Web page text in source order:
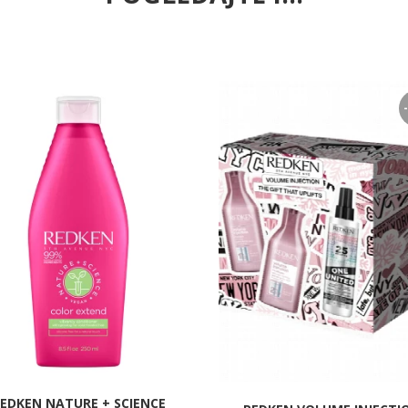
NATURE + SCIENCE